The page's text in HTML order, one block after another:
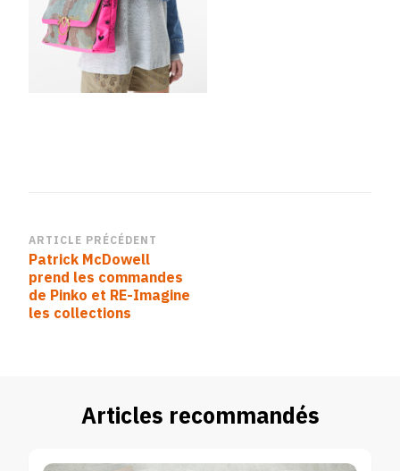
Navigation
d’article
ARTICLE PRÉCÉDENT
Patrick McDowell
prend les commandes
de Pinko et RE-Imagine
les collections
Articles recommandés